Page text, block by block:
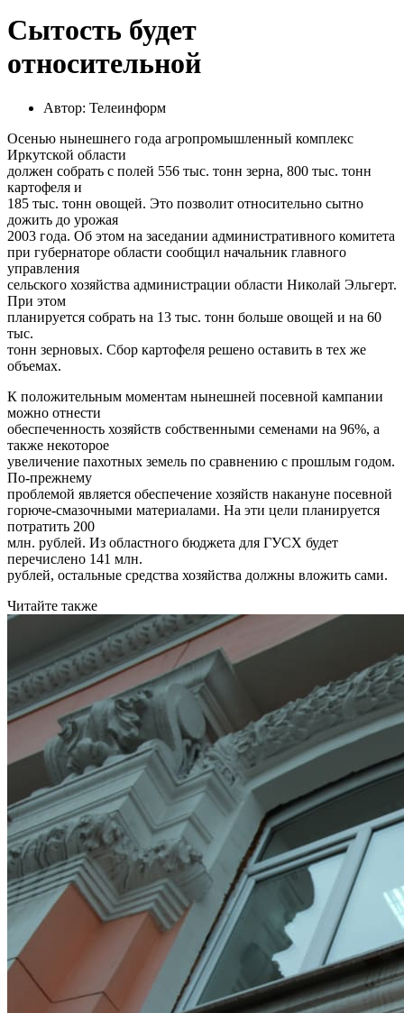
Сытость будет
относительной
Автор: Телеинформ
Осенью нынешнего года агропромышленный комплекс
Иркутской области
должен собрать с полей 556 тыс. тонн зерна, 800 тыс. тонн
картофеля и
185 тыс. тонн овощей. Это позволит относительно сытно
дожить до урожая
2003 года. Об этом на заседании административного комитета
при губернаторе области сообщил начальник главного
управления
сельского хозяйства администрации области Николай Эльгерт.
При этом
планируется собрать на 13 тыс. тонн больше овощей и на 60
тыс.
тонн зерновых. Сбор картофеля решено оставить в тех же
объемах.
К положительным моментам нынешней посевной кампании
можно отнести
обеспеченность хозяйств собственными семенами на 96%, а
также некоторое
увеличение пахотных земель по сравнению с прошлым годом.
По-прежнему
проблемой является обеспечение хозяйств накануне посевной
горюче-смазочными материалами. На эти цели планируется
потратить 200
млн. рублей. Из областного бюджета для ГУСХ будет
перечислено 141 млн.
рублей, остальные средства хозяйства должны вложить сами.
Читайте также